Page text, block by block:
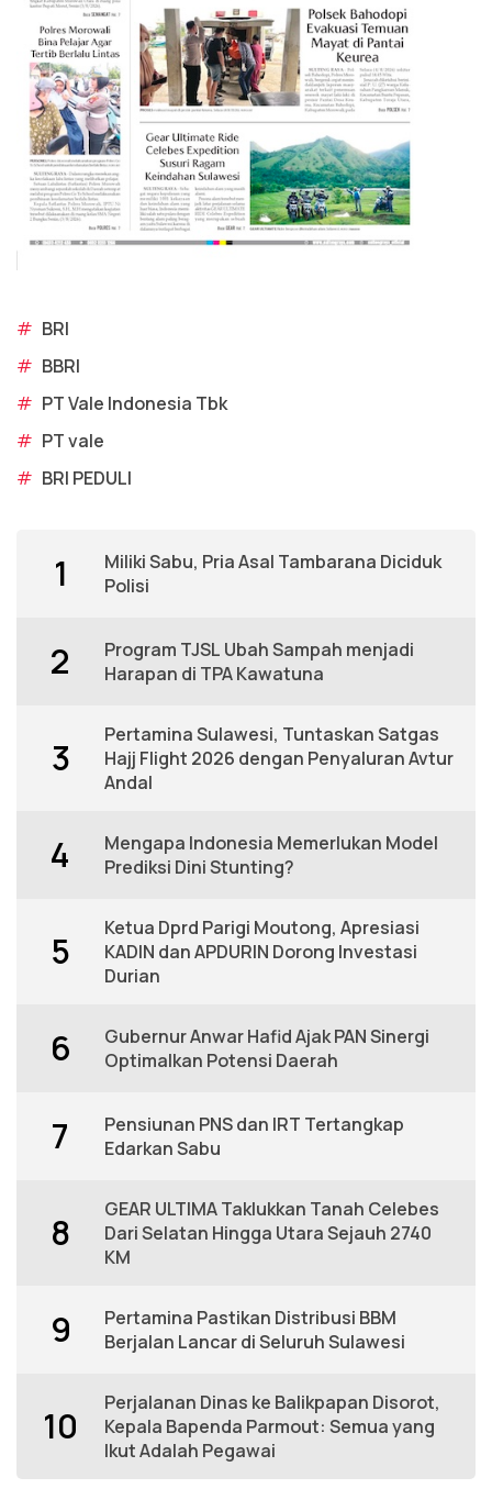
# BRI
# BBRI
# PT Vale Indonesia Tbk
# PT vale
# BRI PEDULI
1
Miliki Sabu, Pria Asal Tambarana Diciduk
Polisi
2
Program TJSL Ubah Sampah menjadi
Harapan di TPA Kawatuna
3
Pertamina Sulawesi, Tuntaskan Satgas
Hajj Flight 2026 dengan Penyaluran Avtur
Andal
4
Mengapa Indonesia Memerlukan Model
Prediksi Dini Stunting?
5
Ketua Dprd Parigi Moutong, Apresiasi
KADIN dan APDURIN Dorong Investasi
Durian
6
Gubernur Anwar Hafid Ajak PAN Sinergi
Optimalkan Potensi Daerah
7
Pensiunan PNS dan IRT Tertangkap
Edarkan Sabu
8
GEAR ULTIMA Taklukkan Tanah Celebes
Dari Selatan Hingga Utara Sejauh 2740
KM
9
Pertamina Pastikan Distribusi BBM
Berjalan Lancar di Seluruh Sulawesi
10
Perjalanan Dinas ke Balikpapan Disorot,
Kepala Bapenda Parmout: Semua yang
Ikut Adalah Pegawai